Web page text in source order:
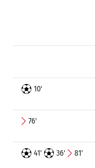
10'
76'
41' 36' 81'